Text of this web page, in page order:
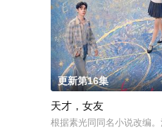
更新第16集
天才，女友
根据素光同同名小说改编